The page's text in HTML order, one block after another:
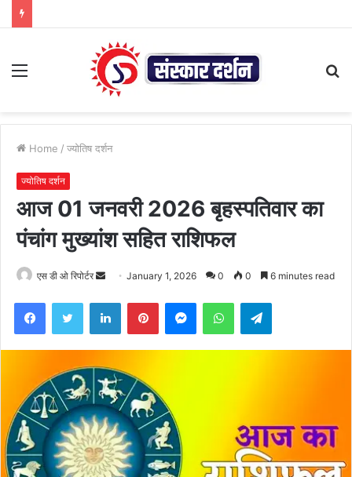
Menu
Home / ज्योतिष दर्शन
ज्योतिष दर्शन
आज 01 जनवरी 2026 बृहस्पतिवार का
पंचांग मुख्यांश सहित राशिफल
एस डी ओ रिपोर्टर
Send January 1, 2026 0 0 6 minutes read
FacebookTwitter LinkedInPinterestMessengerWhatsAppTelegram